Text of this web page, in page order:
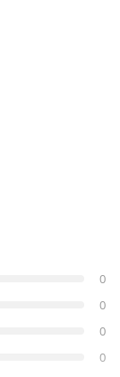
2015).
0
0
0
0